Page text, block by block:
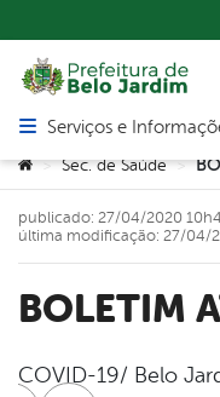
Abrir menu principal
Serviços e
Você está aqui:
> Sec. de Saúde >
BOLETIM
publicado: 27/04/2020
última modificação: 27/04/
COVID-19/ Belo